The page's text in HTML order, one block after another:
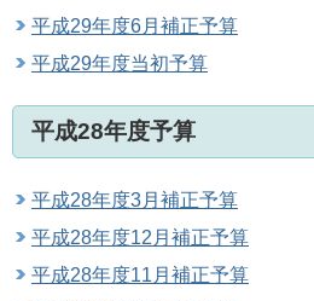
平成29年度6月補正予算
平成29年度当初予算
平成28年度予算
平成28年度3月補正予算
平成28年度12月補正予算
平成28年度11月補正予算